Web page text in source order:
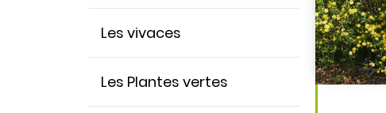
Les vivaces
Les Plantes vertes